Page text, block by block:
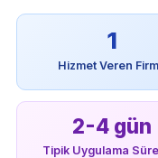
1
Hizmet Veren
2-4 gün
Tipik Uygulama